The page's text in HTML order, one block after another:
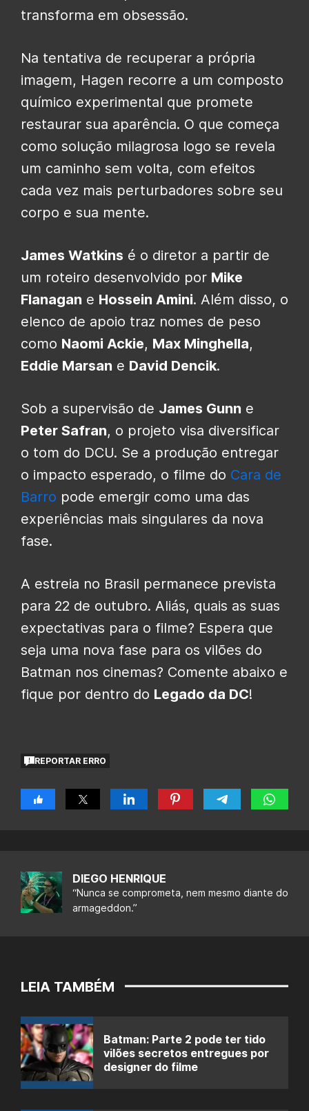
transforma em obsessão.
Na tentativa de recuperar a própria
imagem, Hagen recorre a um composto
químico experimental que promete
restaurar sua aparência. O que começa
como solução milagrosa logo se revela
um caminho sem volta, com efeitos
cada vez mais perturbadores sobre seu
corpo e sua mente.
James Watkins é o diretor a partir de
um roteiro desenvolvido por Mike
Flanagan e Hossein Amini. Além disso, o
elenco de apoio traz nomes de peso
como Naomi Ackie, Max Minghella,
Eddie Marsan e David Dencik.
Sob a supervisão de James Gunn e
Peter Safran, o projeto visa diversificar
o tom do DCU. Se a produção entregar
o impacto esperado, o filme do Cara de
Barro pode emergir como uma das
experiências mais singulares da nova
fase.
A estreia no Brasil permanece prevista
para 22 de outubro. Aliás, quais as suas
expectativas para o filme? Espera que
seja uma nova fase para os vilões do
Batman nos cinemas? Comente abaixo e
fique por dentro do Legado da DC!
REPORTAR ERRO
DIEGO HENRIQUE
“Nunca se comprometa, nem mesmo diante do
armageddon.”
LEIA TAMBÉM
Batman: Parte 2 pode ter tido
vilões secretos entregues por
designer do filme